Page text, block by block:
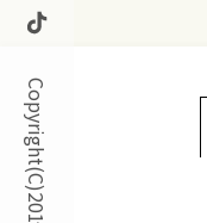
TikTok